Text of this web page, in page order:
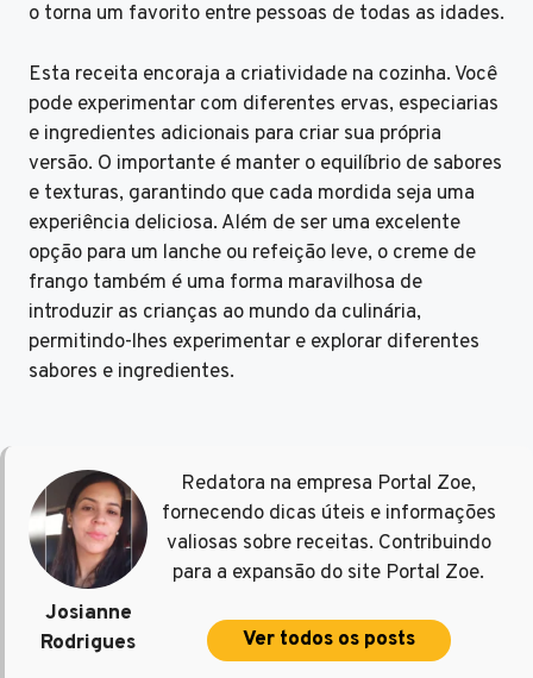
o torna um favorito entre pessoas de todas as idades.
Esta receita encoraja a criatividade na cozinha. Você
pode experimentar com diferentes ervas, especiarias
e ingredientes adicionais para criar sua própria
versão. O importante é manter o equilíbrio de sabores
e texturas, garantindo que cada mordida seja uma
experiência deliciosa. Além de ser uma excelente
opção para um lanche ou refeição leve, o creme de
frango também é uma forma maravilhosa de
introduzir as crianças ao mundo da culinária,
permitindo-lhes experimentar e explorar diferentes
sabores e ingredientes.
Josianne
Rodrigues
Redatora na empresa Portal Zoe,
fornecendo dicas úteis e informações
valiosas sobre receitas. Contribuindo
para a expansão do site Portal Zoe.
Ver todos os posts